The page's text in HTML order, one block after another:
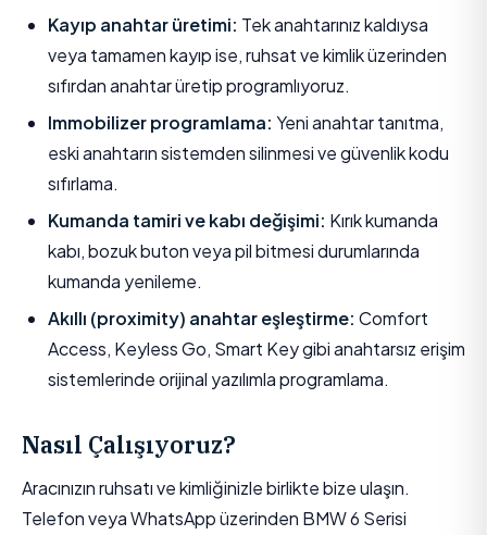
Kayıp anahtar üretimi: Tek anahtarınız kaldıysa
veya tamamen kayıp ise, ruhsat ve kimlik üzerinden
sıfırdan anahtar üretip programlıyoruz.
Immobilizer programlama: Yeni anahtar tanıtma,
eski anahtarın sistemden silinmesi ve güvenlik kodu
sıfırlama.
Kumanda tamiri ve kabı değişimi: Kırık kumanda
kabı, bozuk buton veya pil bitmesi durumlarında
kumanda yenileme.
Akıllı (proximity) anahtar eşleştirme: Comfort
Access, Keyless Go, Smart Key gibi anahtarsız erişim
sistemlerinde orijinal yazılımla programlama.
Nasıl Çalışıyoruz?
Aracınızın ruhsatı ve kimliğinizle birlikte bize ulaşın.
Telefon veya WhatsApp üzerinden BMW 6 Serisi